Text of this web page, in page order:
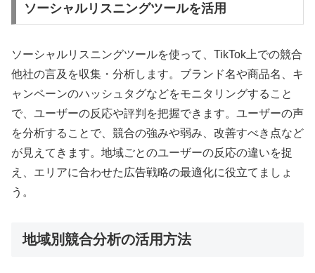
ソーシャルリスニングツールを活用
ソーシャルリスニングツールを使って、TikTok上での競合
他社の言及を収集・分析します。ブランド名や商品名、キ
ャンペーンのハッシュタグなどをモニタリングすること
で、ユーザーの反応や評判を把握できます。ユーザーの声
を分析することで、競合の強みや弱み、改善すべき点など
が見えてきます。地域ごとのユーザーの反応の違いを捉
え、エリアに合わせた広告戦略の最適化に役立てましょ
う。
地域別競合分析の活用方法